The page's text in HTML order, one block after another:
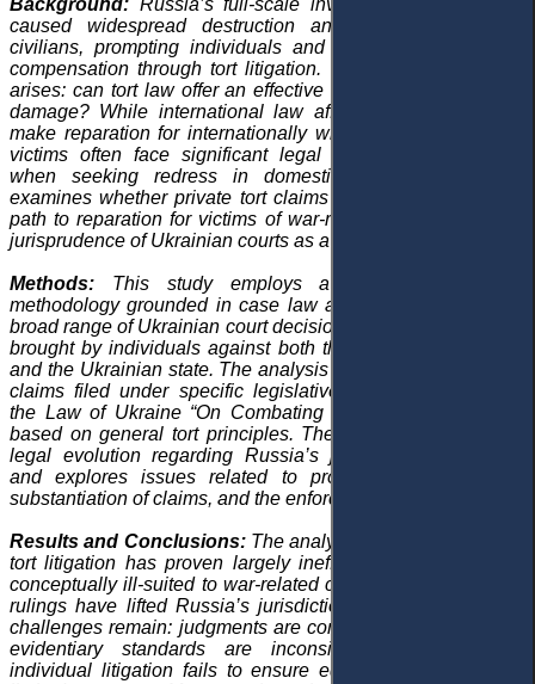
caused widespread destruction and immense harm to
civilians, prompting individuals and legal entities to seek
compensation through tort litigation. The pressing question
arises: can tort law offer an effective remedy for war-related
damage? While international law affirms the obligation to
make reparation for internationally wrongful acts, individual
victims often face significant legal and practical barriers
when seeking redress in domestic courts. This study
examines whether private tort claims can serve as a viable
path to reparation for victims of war-related harm, using the
jurisprudence of Ukrainian courts as a case study.
Methods: This study employs a qualitative doctrinal
methodology grounded in case law analysis. It examines a
broad range of Ukrainian court decisions involving tort claims
brought by individuals against both the Russian Federation
and the Ukrainian state. The analysis distinguishes between
claims filed under specific legislative provisions—such as
the Law of Ukraine “On Combating Terrorism”—and those
based on general tort principles. The study also traces the
legal evolution regarding Russia’s jurisdictional immunity
and explores issues related to procedural fairness, the
substantiation of claims, and the enforceability of judgments.
Results and Conclusions: The analysis reveals that private
tort litigation has proven largely ineffective in practice and
conceptually ill-suited to war-related claims. Although recent
rulings have lifted Russia’s jurisdictional immunity, serious
challenges remain: judgments are consistently not enforced,
evidentiary standards are inconsistently applied, and
individual litigation fails to ensure equitable distribution of